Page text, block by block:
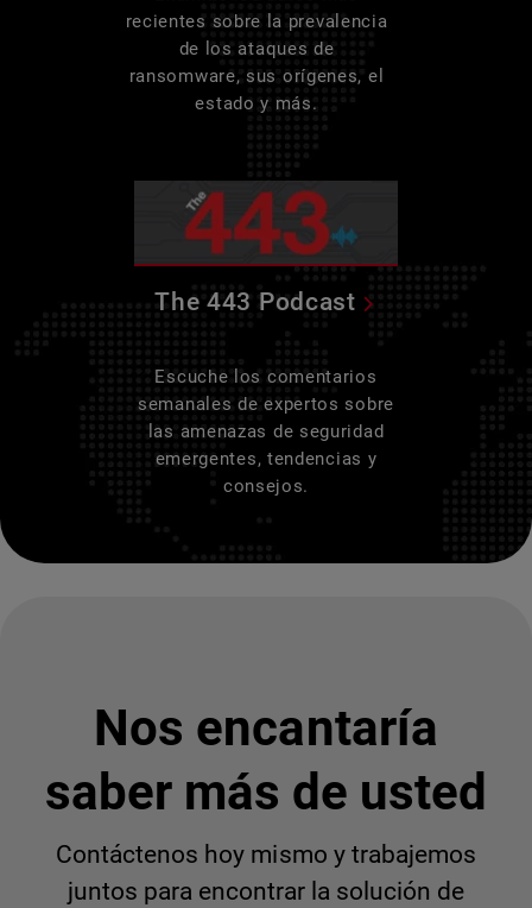
recientes sobre la prevalencia
de los ataques de
ransomware, sus orígenes, el
estado y más.
The 443 Podcast
Escuche los comentarios
semanales de expertos sobre
las amenazas de seguridad
emergentes, tendencias y
consejos.
Nos encantaría
saber más de usted
Contáctenos hoy mismo y trabajemos
juntos para encontrar la solución de